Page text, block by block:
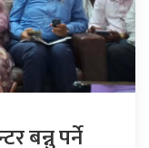
बन्नु पर्ने